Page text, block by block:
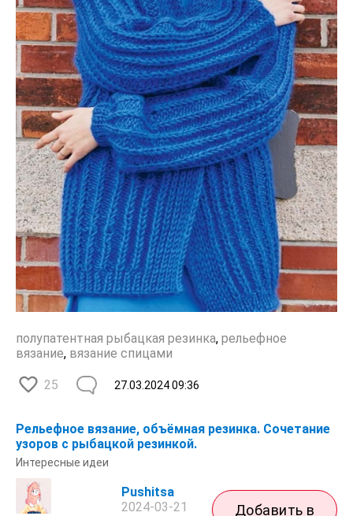
полупатентная рыбацкая резинка, рельефное
вязание, вязание спицами
25 27.03.202409:36
Рельефное вязание, объёмная резинка. Сочетание
узоров с рыбацкой резинкой.
Интересные идеи
Pushitsa
2024-03-21
Добавить в